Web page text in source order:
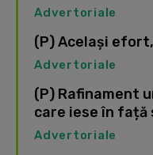
Advertoriale
(P) Același
Advertoriale
(P) Rafinament
care iese în față
Advertoriale